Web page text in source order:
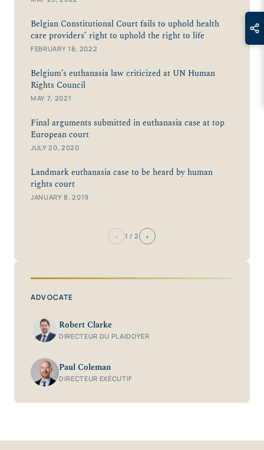
Belgian Constitutional Court fails to uphold health
care providers’ right to uphold the right to life
FEBRUARY 18, 2022
Belgium’s euthanasia law criticized at UN Human
Rights Council
MAY 7, 2021
Final arguments submitted in euthanasia case at top
European court
JULY 20, 2020
Landmark euthanasia case to be heard by human
rights court
JANUARY 8, 2019
‹ 1 / 2 ›
ADVOCATE
Robert Clarke
DIRECTEUR DU PLAIDOYER
Paul Coleman
DIRECTEUR EXÉCUTIF